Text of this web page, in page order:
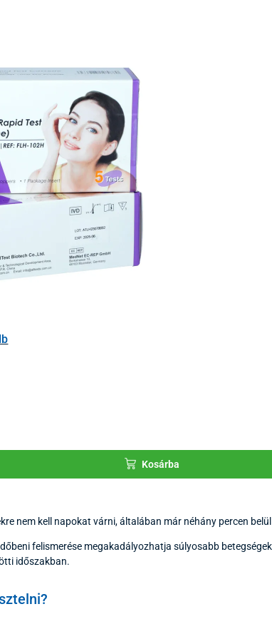
Kosárba
nem kell napokat várni, általában már néhány percen
felismerése megakadályozhatja súlyosabb
időszakban.